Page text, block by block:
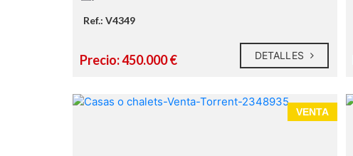
Ref.: V4349
Precio: 450.000 € DETALLES
VENTA